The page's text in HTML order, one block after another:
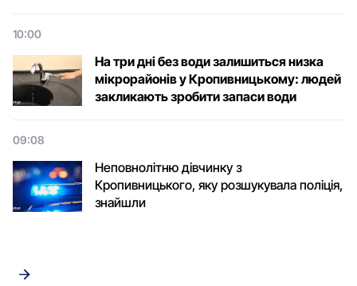
10:00
На три дні без води залишиться низка
мікрорайонів у Кропивницькому: людей
закликають зробити запаси води
09:08
Неповнолітню дівчинку з
Кропивницького, яку розшукувала поліція,
знайшли